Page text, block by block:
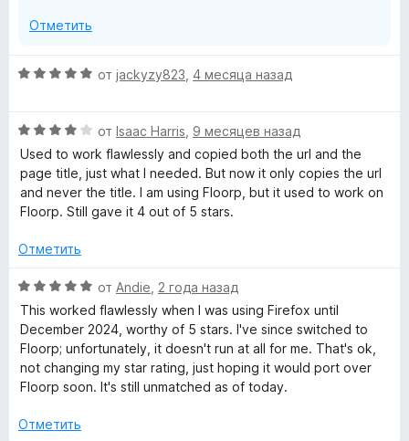
Отметить
О
н
е
н
о
н
5
з
5
от jackyzy823 4 месяца назад
О
ц
е
н
е
о
а
4
и
з
от Isaac Harris 9 месяцев назад
Used to work flawlessly and copied both the url and the
page title, just what I needed. But now it only copies the url
and never the title. I am using Floorp, but it used to work on
Floorp. Still gave it 4 out of 5 stars.
Отметить
О
ц
е
н
е
н
н
от Andie 2 года назад
This worked flawlessly when I was using Firefox until
December 2024, worthy of 5 stars. I've since switched to
Floorp; unfortunately, it doesn't run at all for me. That's ok,
not changing my star rating, just hoping it would port over
Floorp soon. It's still unmatched as of today.
Отметить